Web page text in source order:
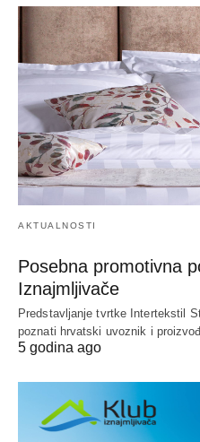
AKTUALNOSTI
Posebna promotivna
Iznajmljivače
Predstavljanje tvrtke Intertekstil
poznati hrvatski uvoznik i
5 godina ago